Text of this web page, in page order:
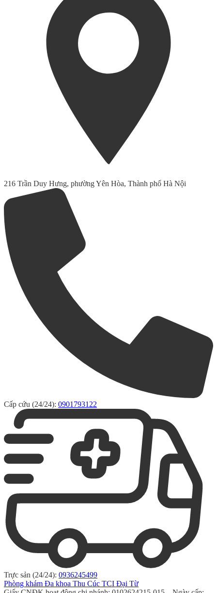
216 Trần Duy Hưng, phường Yên Hòa, Thành phố Hà Nội
Cấp cứu (24/24): 0901793122
Trực sản (24/24): 0936245499
Phòng khám Đa khoa Thu Cúc TCI Đại Từ